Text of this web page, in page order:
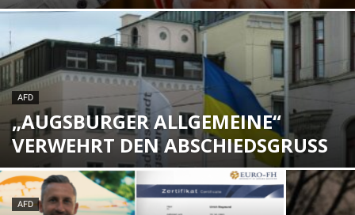
AFD
„AUGSBURGER ALLGEMEINE“
VERWEHRT DEN ABSCHIEDSGRUSS
AFD